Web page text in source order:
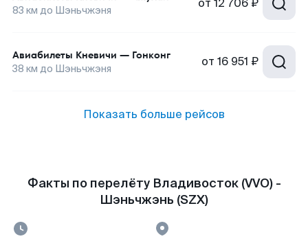
83 км до Шэньчжэня от 12 706 ₽
Авиабилеты Кневичи — Гонконг
38 км до Шэньчжэня от 16 951 ₽
Показать больше рейсов
Факты по перелёту Владивосток (VVO) -
Шэньчжэнь (SZX)